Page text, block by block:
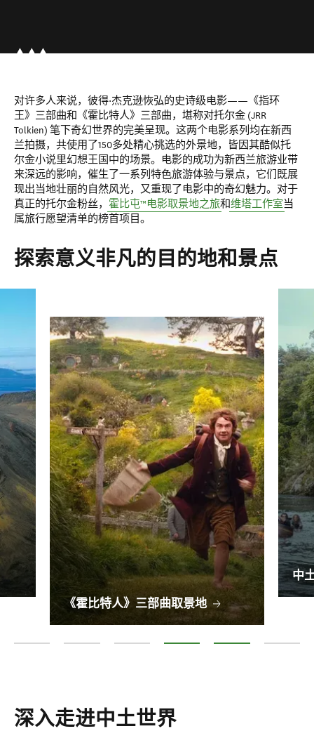
对许多人来说，彼得·杰克逊恢弘的史诗级电影——《指环
王》三部曲和《霍比特人》三部曲，堪称对托尔金 (JRR
Tolkien) 笔下奇幻世界的完美呈现。这两个电影系列均在新西
兰拍摄，共使用了150多处精心挑选的外景地，皆因其酷似托
尔金小说里幻想王国中的场景。电影的成功为新西兰旅游业带
来深远的影响，催生了一系列特色旅游体验与景点，它们既展
现出当地壮丽的自然风光，又重现了电影中的奇幻魅力。对于
真正的托尔金粉丝， 霍比屯™电影取景地之旅和维塔工作室当
属旅行愿望清单的榜首项目。
探索意义非凡的目的地和景点
《霍比特人》三部曲取景地
中
深入走进中土世界